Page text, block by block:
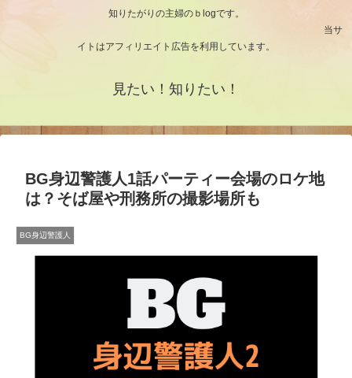
知りたがりの主婦のｂlogです。
当サ
イトはアフィリエイト広告を利用しています。
見たい！知りたい！
BG身辺警護人1話パーティー会場のロケ地
は？そば屋や刑務所の撮影場所も
BG身辺警護人